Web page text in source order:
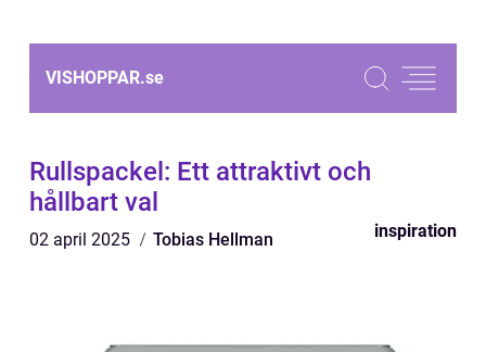
VISHOPPAR.se
Rullspackel: Ett attraktivt och
hållbart val
02 april 2025 Tobias Hellman inspiration